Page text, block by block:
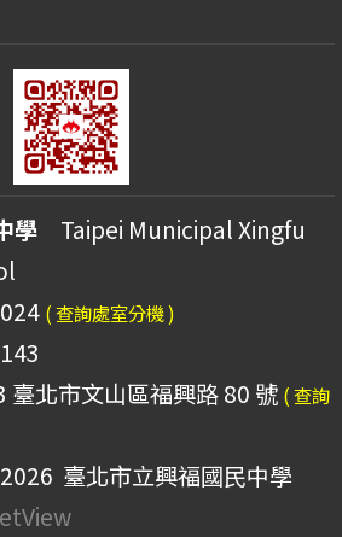
學 Taipei Municipal Xingfu
( 查詢處室分機 )
臺北市文山區福興路 80 號 ( 查詢
臺北市立興福國民中學